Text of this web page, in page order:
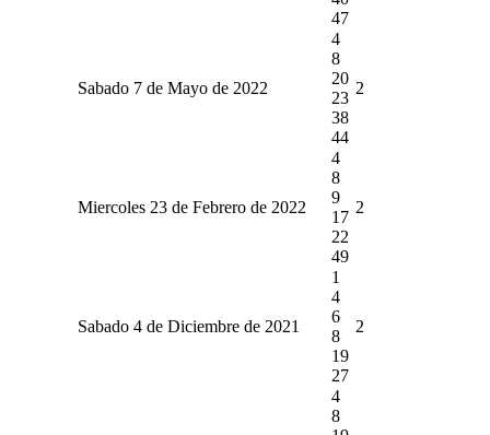
47
Sabado 7 de Mayo de 2022
4
8
20
23
38
44
2
Miercoles 23 de Febrero de 2022
4
8
9
17
22
49
2
Sabado 4 de Diciembre de 2021
1
4
6
8
19
27
2
4
8